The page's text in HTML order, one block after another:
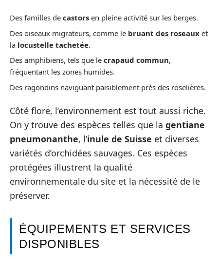
Des familles de castors en pleine activité sur les berges.
Des oiseaux migrateurs, comme le bruant des roseaux et
la locustelle tachetée.
Des amphibiens, tels que le crapaud commun,
fréquentant les zones humides.
Des ragondins naviguant paisiblement près des roselières.
Côté flore, l’environnement est tout aussi riche.
On y trouve des espèces telles que la gentiane
pneumonanthe, l’inule de Suisse et diverses
variétés d’orchidées sauvages. Ces espèces
protégées illustrent la qualité
environnementale du site et la nécessité de le
préserver.
ÉQUIPEMENTS ET SERVICES
DISPONIBLES